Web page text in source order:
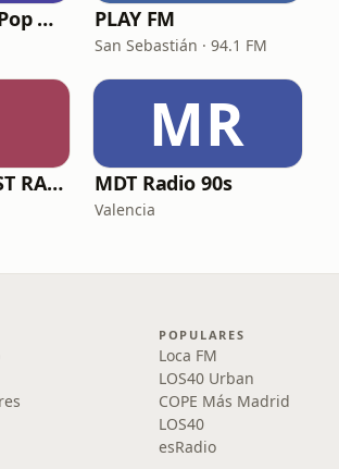
80s 90s Super Pop Hits PLAY FM
San Sebastián · 94.1 FM
REMERBER LAST RADIO
MR
MDT Radio 90s
Valencia
POPULARES
Loca FM
LOS40 Urban
COPE Más Madrid
LOS40
esRadio